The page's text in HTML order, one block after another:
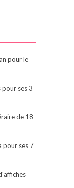
pour le
ses 3
de 18
pour ses 7